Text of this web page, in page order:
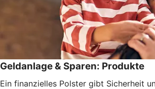
Geldanlage & Sparen: Produkte
Ein finanzielles Polster gibt Sicherheit